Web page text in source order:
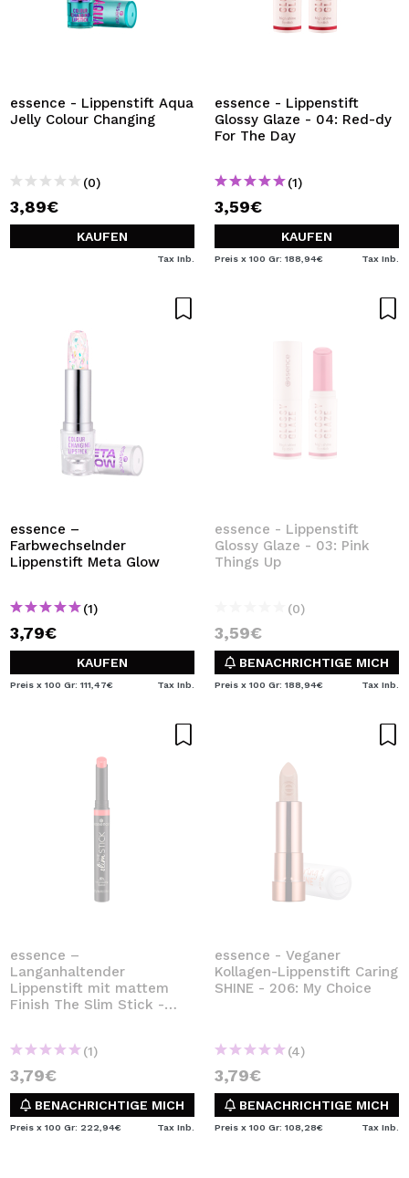
essence - Lippenstift Aqua
Jelly Colour Changing
(0)
3,89€
KAUFEN
Tax Inb.
essence - Lippenstift
Glossy Glaze - 04: Red-dy
For The Day
(1)
3,59€
KAUFEN
Preis x 100 Gr: 188,94€ Tax Inb.
essence –
Farbwechselnder
Lippenstift Meta Glow
(1)
3,79€
KAUFEN
Preis x 100 Gr: 111,47€ Tax Inb.
essence - Lippenstift
Glossy Glaze - 03: Pink
Things Up
(0)
3,59€
BENACHRICHTIGE MICH
Preis x 100 Gr: 188,94€ Tax Inb.
essence –
Langanhaltender
Lippenstift mit mattem
Finish The Slim Stick -
(1)
3,79€
BENACHRICHTIGE MICH
Preis x 100 Gr: 222,94€ Tax Inb.
essence - Veganer
Kollagen-Lippenstift Caring
SHINE - 206: My Choice
(4)
3,79€
BENACHRICHTIGE MICH
Preis x 100 Gr: 108,28€ Tax Inb.